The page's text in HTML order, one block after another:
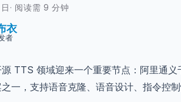
· 阅读需 9 分钟
衣
者
TTS 领域迎来一个重要节点：阿里通
一，支持语音克隆、语音设计、指令控